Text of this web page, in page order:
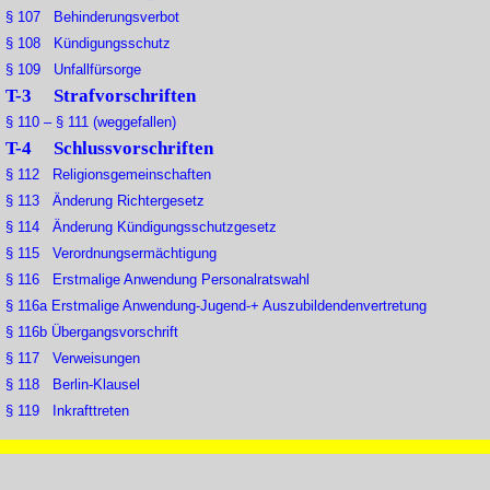
§ 107 Behinderungsverbot
§ 108 Kündigungsschutz
§ 109 Unfallfürsorge
T-3 Strafvorschriften
§ 110 – § 111 (weggefallen)
T-4 Schlussvorschriften
§ 112 Religionsgemeinschaften
§ 113 Änderung Richtergesetz
§ 114 Änderung Kündigungsschutzgesetz
§ 115 Verordnungsermächtigung
§ 116 Erstmalige Anwendung Personalratswahl
§ 116a Erstmalige Anwendung-Jugend-+ Auszubildendenvertretung
§ 116b Übergangsvorschrift
§ 117 Verweisungen
§ 118 Berlin-Klausel
§ 119 Inkrafttreten